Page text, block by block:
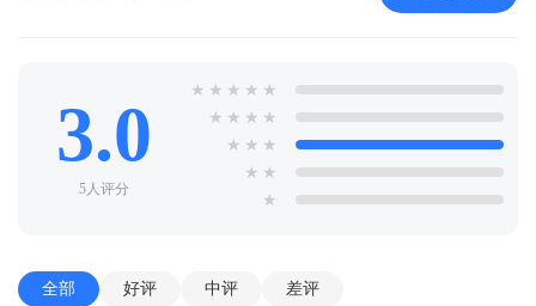
3.0
5人评分
★ ★ ★ ★ ★
★ ★ ★ ★
★ ★ ★
★ ★
★
全部 好评 中评 差评